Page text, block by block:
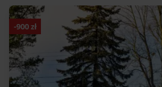
-900zł